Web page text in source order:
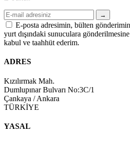
→
E-posta adresimin, bülten
yurt dışındaki sunuculara
kabul ve taahhüt ederim.
ADRES
Kızılırmak Mah.
Dumlupınar Bulvarı No:3C/1
Çankaya / Ankara
TÜRKİYE
YASAL